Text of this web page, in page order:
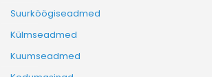
Suurköögiseadmed
Külmseadmed
Kuumseadmed